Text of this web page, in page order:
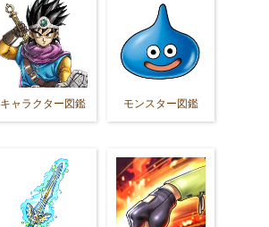
キャラクター図鑑 モンスター図鑑